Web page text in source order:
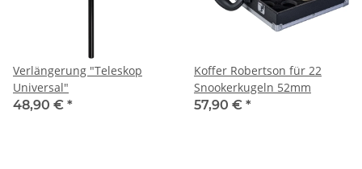
Verlängerung "Teleskop
Universal"
48,90 € *
Koffer Robertson für 22
Snookerkugeln 52mm
57,90 € *